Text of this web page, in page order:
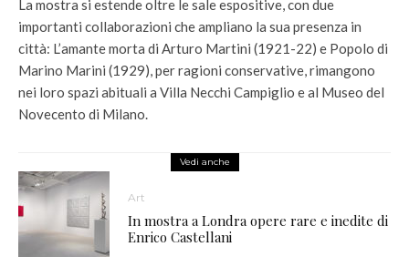
La mostra si estende oltre le sale espositive, con due
importanti collaborazioni che ampliano la sua presenza in
città: L’amante morta di Arturo Martini (1921-22) e Popolo di
Marino Marini (1929), per ragioni conservative, rimangono
nei loro spazi abituali a Villa Necchi Campiglio e al Museo del
Novecento di Milano.
Vedi anche
Art
In mostra a Londra opere rare e inedite di
Enrico Castellani